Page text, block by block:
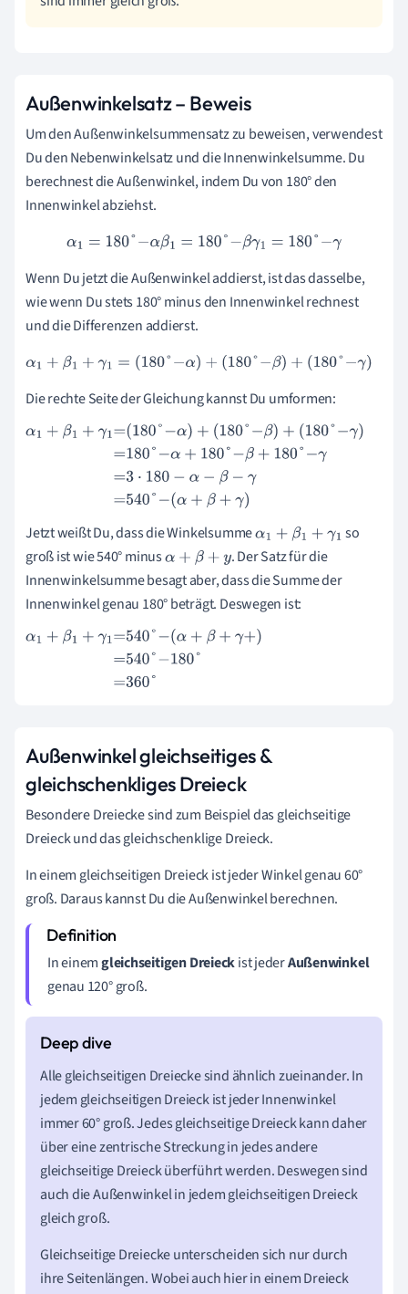
Außenwinkelsatz – Beweis
Um den Außenwinkelsummensatz zu beweisen, verwendest
Du den Nebenwinkelsatz und die Innenwinkelsumme. Du
berechnest die Außenwinkel, indem Du von 180° den
Innenwinkel abziehst.
α1= 180°-αβ 1=180°- βγ 1=180 °-γ
Wenn Du jetzt die Außenwinkel addierst, ist das dasselbe,
wie wenn Du stets 180° minus den Innenwinkel rechnest
und die Differenzen addierst.
α1+β1 +γ 1=180 -α+180°-β+180 °-γ
Die rechte Seite der Gleichung kannst Du umformen:
α+ 180°-β =180 180
540°-α+ +γ
Jetzt weißt Du, dass die Winkelsummeα1+β1+γ 1
so
groß ist wie 540° minusα+β+ y
. Der Satz für die
Innenwinkelsumme besagt aber, dass die Summe der
Innenwinkel genau 180° beträgt. Deswegen ist:
°-α+β+γ +=540°-
Außenwinkel gleichseitiges &
gleichschenkliges Dreieck
Besondere Dreiecke sind zum Beispiel das gleichseitige
Dreieck und das gleichschenklige Dreieck.
In einem gleichseitigen Dreieck ist jeder Winkel genau 60°
groß. Daraus kannst Du die Außenwinkel berechnen.
In einemgleichseitigen Dreieckist jederAußenwinkel
genau 120° groß.
Alle gleichseitigen Dreiecke sind ähnlich zueinander. In
jedem gleichseitigen Dreieck ist jeder Innenwinkel
immer 60° groß. Jedes gleichseitige Dreieck kann daher
über eine zentrische Streckung in jedes andere
gleichseitige Dreieck überführt werden. Deswegen sind
auch die Außenwinkel in jedem gleichseitigen Dreieck
gleich groß.
Gleichseitige Dreiecke unterscheiden sich nur durch
ihre Seitenlängen. Wobei auch hier in einem Dreieck